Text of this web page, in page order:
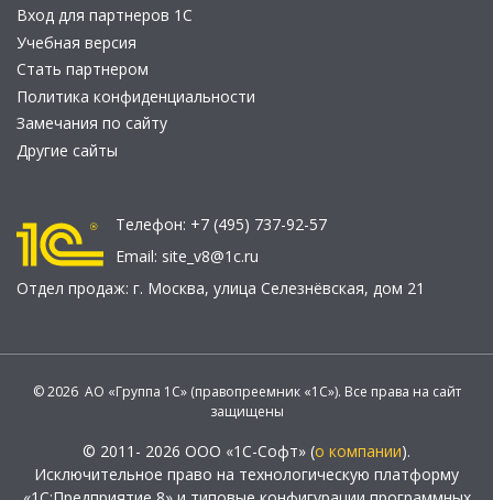
Вход для партнеров 1С
Учебная версия
Стать партнером
Политика конфиденциальности
Замечания по сайту
Другие сайты
Телефон: +7 (495) 737-92-57
Email: site_v8@1c.ru
Отдел продаж: г. Москва, улица Селезнёвская, дом 21
© 2026 АО «Группа 1С» (правопреемник «1С»). Все права на сайт
защищены
© 2011- 2026 ООО «1С-Софт» (о компании).
Исключительное право на технологическую платформу